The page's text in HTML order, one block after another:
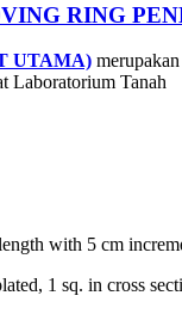
RING
UTAMA)
Laboratorium Tanah
with 5 cm
1 sq. in cross